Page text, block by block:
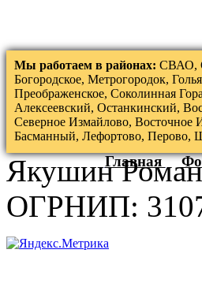
Мы работаем в районах: СВАО,
Богородское, Метрогородок,
Преображенское, Соколинная
Алексеевский, Останкинский,
Северное Измайлово, Восточное
Басманный, Лефортово, Перово,
Главная
Якушин
ОГРНИП: